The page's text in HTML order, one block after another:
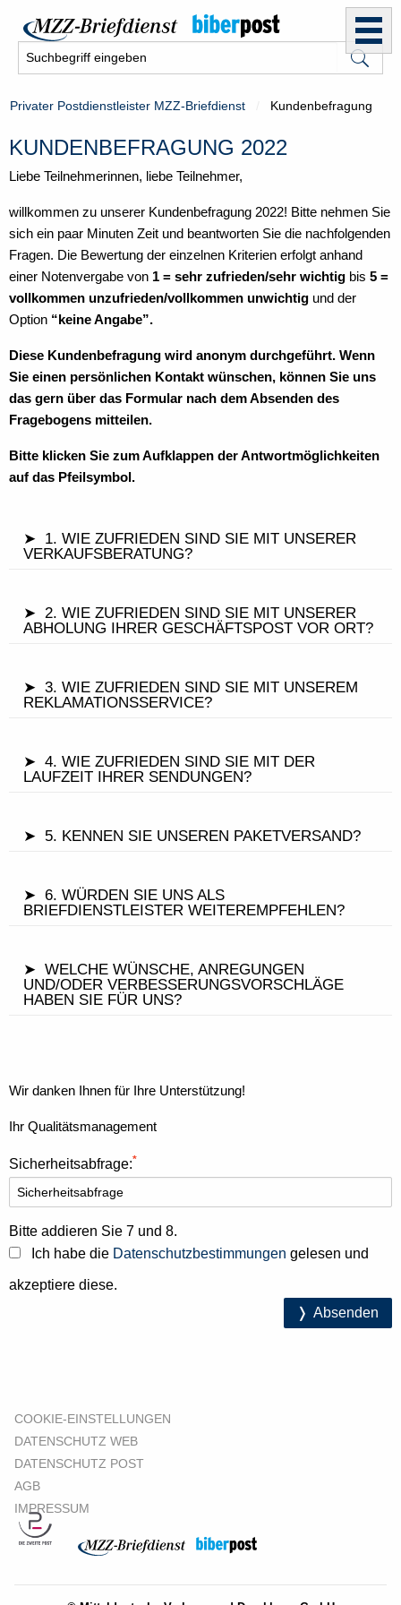
Privater Postdienstleister MZZ-Briefdienst Kundenbefragung
KUNDENBEFRAGUNG 2022
Liebe Teilnehmerinnen, liebe Teilnehmer,
willkommen zu unserer Kundenbefragung 2022! Bitte nehmen Sie
sich ein paar Minuten Zeit und beantworten Sie die nachfolgenden
Fragen. Die Bewertung der einzelnen Kriterien erfolgt anhand
einer Notenvergabe von 1 = sehr zufrieden/sehr wichtig bis 5 =
vollkommen unzufrieden/vollkommen unwichtig und der
Option “keine Angabe”.
Diese Kundenbefragung wird anonym durchgeführt. Wenn
Sie einen persönlichen Kontakt wünschen, können Sie uns
das gern über das Formular nach dem Absenden des
Fragebogens mitteilen.
Bitte klicken Sie zum Aufklappen der Antwortmöglichkeiten
auf das Pfeilsymbol.
➤ 1. WIE ZUFRIEDEN SIND SIE MIT UNSERER
VERKAUFSBERATUNG?
➤ 2. WIE ZUFRIEDEN SIND SIE MIT UNSERER
ABHOLUNG IHRER GESCHÄFTSPOST VOR ORT?
➤ 3. WIE ZUFRIEDEN SIND SIE MIT UNSEREM
REKLAMATIONSSERVICE?
➤ 4. WIE ZUFRIEDEN SIND SIE MIT DER
LAUFZEIT IHRER SENDUNGEN?
➤ 5. KENNEN SIE UNSEREN PAKETVERSAND?
➤ 6. WÜRDEN SIE UNS ALS
BRIEFDIENSTLEISTER WEITEREMPFEHLEN?
➤ WELCHE WÜNSCHE, ANREGUNGEN
UND/ODER VERBESSERUNGSVORSCHLÄGE
HABEN SIE FÜR UNS?
Wir danken Ihnen für Ihre Unterstützung!
Ihr Qualitätsmanagement
Sicherheitsabfrage:*
Bitte addieren Sie 7 und 8.
Ich habe die Datenschutzbestimmungen gelesen und
akzeptiere diese.
Absenden
COOKIE-EINSTELLUNGEN
DATENSCHUTZ WEB
DATENSCHUTZ POST
AGB
IMPRESSUM